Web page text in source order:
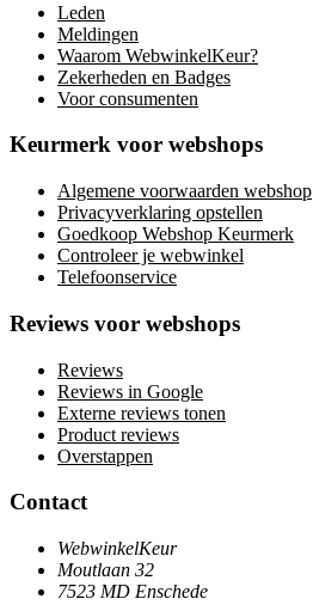
Leden
Meldingen
Waarom WebwinkelKeur?
Zekerheden en Badges
Voor consumenten
Keurmerk voor webshops
Algemene voorwaarden webshop
Privacyverklaring opstellen
Goedkoop Webshop Keurmerk
Controleer je webwinkel
Telefoonservice
Reviews voor webshops
Reviews
Reviews in Google
Externe reviews tonen
Product reviews
Overstappen
Contact
WebwinkelKeur
Moutlaan 32
7523 MD Enschede